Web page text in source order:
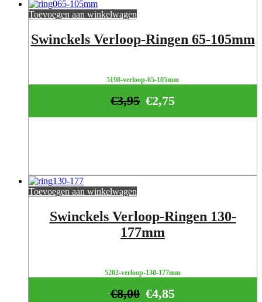
Toevoegen aan winkelwagen
Swinckels Verloop-Ringen 65-105mm
5198-verloop-65-105mm
€2,75
€3,95
Toevoegen aan winkelwagen
Swinckels Verloop-Ringen 130-
177mm
5202-verloop-130-177mm
€4,85
€8,00